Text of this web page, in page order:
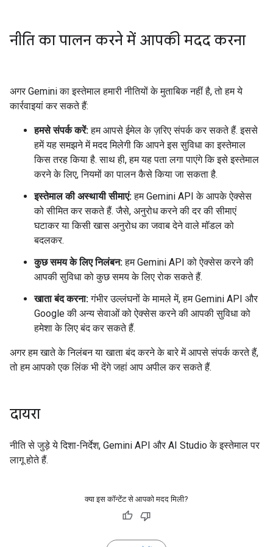
नीति का पालन करने में आपकी मदद करना
अगर Gemini का इस्तेमाल हमारी नीतियों के मुताबिक नहीं है, तो हम ये
कार्रवाइयां कर सकते हैं:
हमसे संपर्क करें:हम आपसे ईमेल के ज़रिए संपर्क कर सकते हैं. इससे
हमें यह समझने में मदद मिलेगी कि आपने इस सुविधा का इस्तेमाल
किस तरह किया है. साथ ही, हम यह पता लगा पाएंगे कि इसे इस्तेमाल
करने के लिए, नियमों का पालन कैसे किया जा सकता है.
इस्तेमाल की अस्थायी सीमाएं:हम Gemini API के आपके ऐक्सेस
को सीमित कर सकते हैं. जैसे, अनुरोध करने की दर की सीमाएं
घटाकर या किसी खास अनुरोध का जवाब देने वाले मॉडल को
बदलकर.
कुछ समय के लिए निलंबन:हम Gemini API को ऐक्सेस करने की
आपकी सुविधा को कुछ समय के लिए रोक सकते हैं.
खाता बंद करना:गंभीर उल्लंघनों के मामले में, हम Gemini API और
Google की अन्य सेवाओं को ऐक्सेस करने की आपकी सुविधा को
हमेशा के लिए बंद कर सकते हैं.
अगर हम खाते के निलंबन या खाता बंद करने के बारे में आपसे संपर्क करते हैं,
तो हम आपको एक लिंक भी देंगे जहां आप अपील कर सकते हैं.
दायरा
नीति से जुड़े ये दिशा-निर्देश, Gemini API और AI Studio के इस्तेमाल पर
लागू होते हैं.
क्या इस कॉन्टेंट से आपको मदद मिली?